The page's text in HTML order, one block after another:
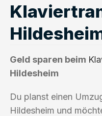
Geld sparen beim
Hildesheim
Du planst einen
Hildesheim und